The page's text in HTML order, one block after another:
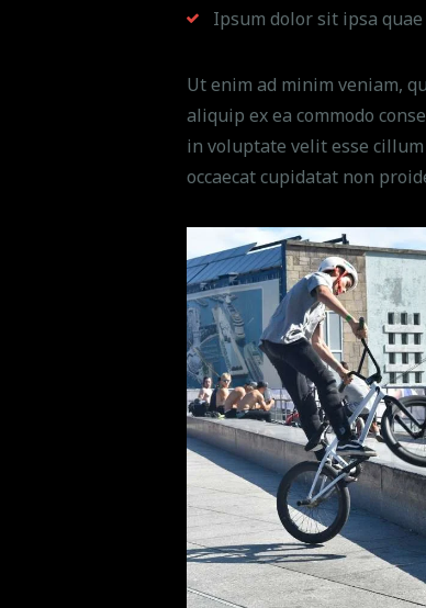
Ipsum dolor sit ipsa
Ut enim ad minim veniam,
aliquip ex ea commodo
in voluptate velit esse
occaecat cupidatat non